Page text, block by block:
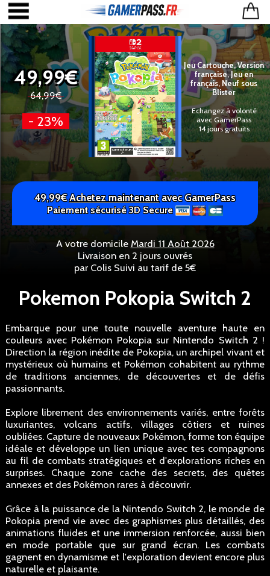
49,99€
64,99€
- 23%
Jeu Cartouche, Version
française, Jeu en
français, Neuf sous
Blister
Echangez à volonté
avec GamerPass
14 jours gratuits
49,99€Achetez maintenant avec GamerPass
Paiement sécurisé 3D Secure
A votre domicile Mardi 11 Août 2026
Livraison en 2 jours ouvrés
par Colis Suivi au tarif de 5€
Pokemon Pokopia Switch 2
Embarque pour une toute nouvelle aventure haute en
couleurs avec Pokémon Pokopia sur Nintendo Switch 2 !
Direction la région inédite de Pokopia, un archipel vivant et
mystérieux où humains et Pokémon cohabitent au rythme
de traditions anciennes, de découvertes et de défis
passionnants.
Explore librement des environnements variés, entre forêts
luxuriantes, volcans actifs, villages côtiers et ruines
oubliées. Capture de nouveaux Pokémon, forme ton équipe
idéale et développe un lien unique avec tes compagnons
au fil de combats stratégiques et d'explorations riches en
surprises. Chaque zone cache des secrets, des quêtes
annexes et des Pokémon rares à découvrir.
Grâce à la puissance de la Nintendo Switch 2, le monde de
Pokopia prend vie avec des graphismes plus détaillés, des
animations fluides et une immersion renforcée, aussi bien
en mode portable que sur grand écran. Les combats
gagnent en dynamisme et l'exploration devient encore plus
naturelle et plaisante.